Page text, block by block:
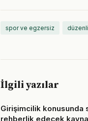
spor ve egzersiz
İlgili yazılar
Girişimcilik konusunda
rehberlik edecek